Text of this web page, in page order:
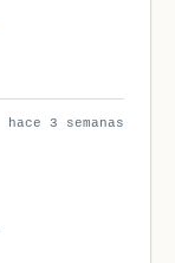
hace 3 semanas